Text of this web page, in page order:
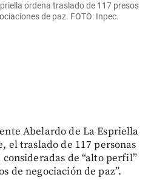
ordena traslado de 117 presos
de paz. FOTO: Inpec.
Abelardo de La Espriella
traslado de 117 personas
de “alto perfil”
de negociación de paz”.